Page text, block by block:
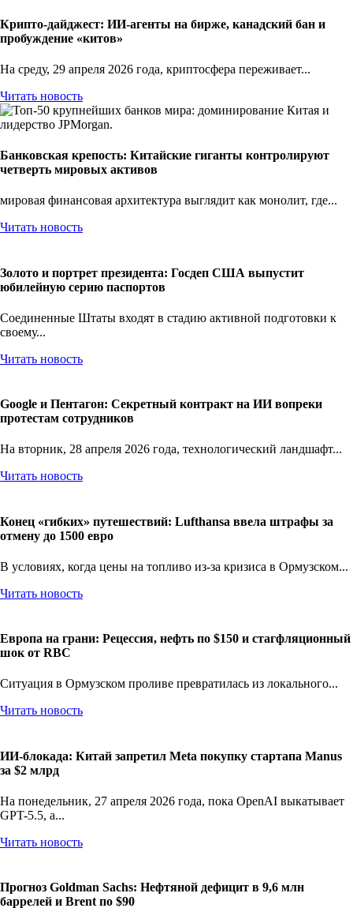
Крипто-дайджест: ИИ-агенты на бирже, канадский бан и
пробуждение «китов»
На среду, 29 апреля 2026 года, криптосфера переживает...
Читать новость
Банковская крепость: Китайские гиганты контролируют
четверть мировых активов
мировая финансовая архитектура выглядит как монолит, где...
Читать новость
Золото и портрет президента: Госдеп США выпустит
юбилейную серию паспортов
Соединенные Штаты входят в стадию активной подготовки к
своему...
Читать новость
Google и Пентагон: Секретный контракт на ИИ вопреки
протестам сотрудников
На вторник, 28 апреля 2026 года, технологический ландшафт...
Читать новость
Конец «гибких» путешествий: Lufthansa ввела штрафы за
отмену до 1500 евро
В условиях, когда цены на топливо из-за кризиса в Ормузском...
Читать новость
Европа на грани: Рецессия, нефть по $150 и стагфляционный
шок от RBC
Ситуация в Ормузском проливе превратилась из локального...
Читать новость
ИИ-блокада: Китай запретил Meta покупку стартапа Manus
за $2 млрд
На понедельник, 27 апреля 2026 года, пока OpenAI выкатывает
GPT-5.5, а...
Читать новость
Прогноз Goldman Sachs: Нефтяной дефицит в 9,6 млн
баррелей и Brent по $90